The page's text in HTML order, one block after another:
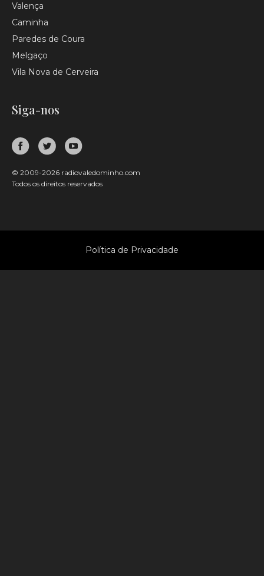
Valença
Caminha
Paredes de Coura
Melgaço
Vila Nova de Cerveira
Siga-nos
© 2009-2026 radiovaledominho.com
Todos os direitos reservados
Política de Privacidade